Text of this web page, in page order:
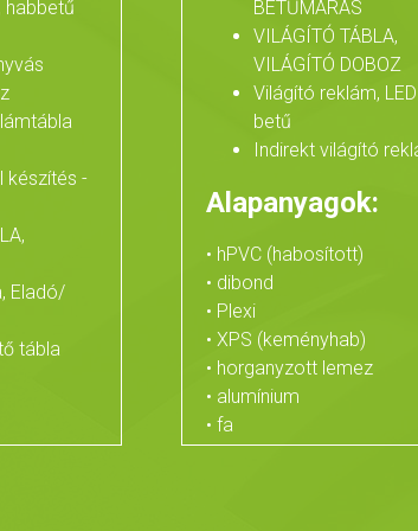
habbetű
készítés -
Eladó/
tábla
BETŰMARÁS
VILÁGÍTÓ TÁBLA,
VILÁGÍTÓ DOBOZ
Világító reklám, LED
betű
Indirekt világító
Alapanyagok:
• hPVC (habosított)
• dibond
• Plexi
• XPS (keményhab)
• horganyzott lemez
• alumínium
• fa